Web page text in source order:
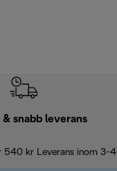
snabb leverans
540 kr Leverans inom 3-